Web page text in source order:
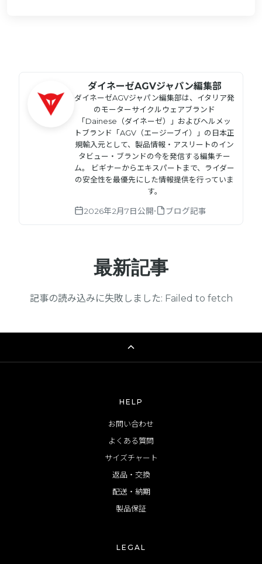
ダイネーゼAGVジャパン編集部
ダイネーゼAGVジャパン編集部は、イタリア発
のモーターサイクルウェアブランド
「Dainese（ダイネーゼ）」およびヘルメッ
トブランド「AGV（エージーブイ）」の日本正
規輸入元として、製品情報・アスリートのイン
タビュー・ブランドの今を発信する編集チー
ム。 ビギナーからエキスパートまで、ライダー
の安全性を最優先にした情報提供を行っていま
す。
2026年2月7日公開• ブログ記事
最新記事
記事の読み込みに失敗しました: Failed to fetch
HELP
お問い合わせ
よくある質問
サイズチャート
返品・交換
配送・納期
製品保証
LEGAL